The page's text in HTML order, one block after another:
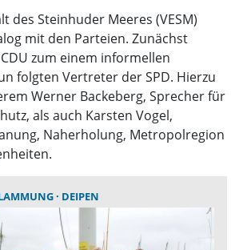
des Steinhuder Meeres (VESM)
mit den Parteien. Zunächst
zum einem informellen
folgten Vertreter der SPD. Hierzu
Werner Backeberg, Sprecher für
als auch Karsten Vogel,
Naherholung, Metropolregion
DEIPEN